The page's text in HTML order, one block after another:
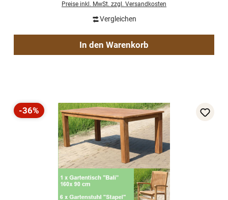
Preise inkl. MwSt. zzgl. Versandkosten
Vergleichen
In den Warenkorb
Rabatt
-36%